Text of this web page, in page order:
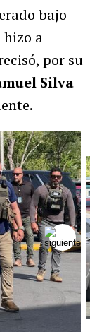
bajo
hizo a
por su
Silva